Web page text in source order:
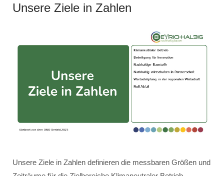
Unsere Ziele in Zahlen
Unsere Ziele in Zahlen definieren die messbaren Größen und